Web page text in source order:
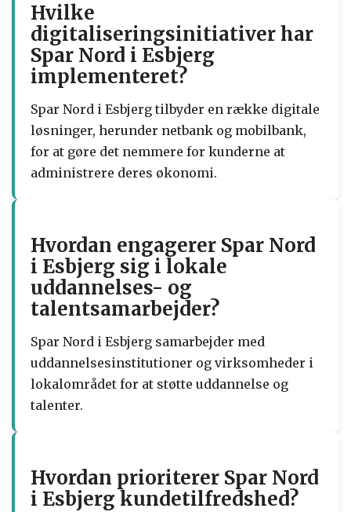
Hvilke
digitaliseringsinitiativer har
Spar Nord i Esbjerg
implementeret?
Spar Nord i Esbjerg tilbyder en række digitale
løsninger, herunder netbank og mobilbank,
for at gøre det nemmere for kunderne at
administrere deres økonomi.
Hvordan engagerer Spar Nord
i Esbjerg sig i lokale
uddannelses- og
talentsamarbejder?
Spar Nord i Esbjerg samarbejder med
uddannelsesinstitutioner og virksomheder i
lokalområdet for at støtte uddannelse og
talenter.
Hvordan prioriterer Spar Nord
i Esbjerg kundetilfredshed?